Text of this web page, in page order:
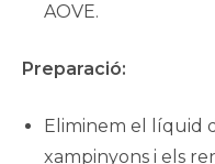
AOVE.
Preparació:
Eliminem el líquid
xampinyons i els